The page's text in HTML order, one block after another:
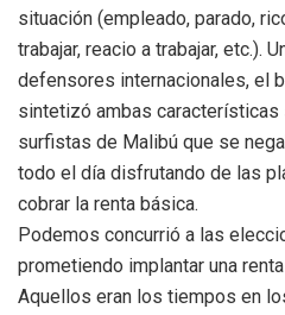
situación (empleado, parado,
trabajar, reacio a trabajar, etc.).
defensores internacionales, el
sintetizó ambas
surfistas de Malibú que se
todo el día disfrutando de las
cobrar la renta básica.
Podemos concurrió a las
prometiendo implantar una
Aquellos eran los tiempos en